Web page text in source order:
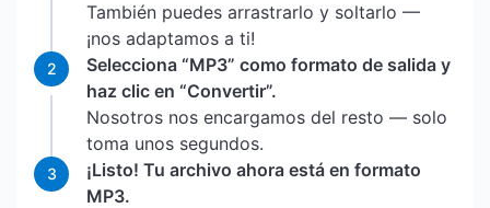
También puedes arrastrarlo y soltarlo —
¡nos adaptamos a ti!
2
Selecciona “MP3” como formato de salida y
haz clic en “Convertir”.
Nosotros nos encargamos del resto — solo
toma unos segundos.
3
¡Listo! Tu archivo ahora está en formato
MP3.